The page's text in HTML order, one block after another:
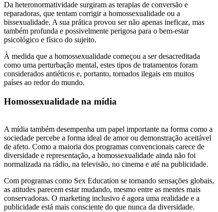
Da heteronormatividade surgiram as terapias de conversão e
reparadoras, que tentam corrigir a homossexualidade ou a
bissexualidade. A sua prática provou ser não apenas ineficaz, mas
também profunda e possivelmente perigosa para o bem-estar
psicológico e físico do sujeito.
À medida que a homossexualidade começou a ser desacreditada
como uma perturbação mental, estes tipos de tratamentos foram
considerados antiéticos e, portanto, tornados ilegais em muitos
países ao redor do mundo.
Homossexualidade na mídia
A mídia também desempenha um papel importante na forma como a
sociedade percebe a forma ideal de amor ou demonstração aceitável
de afeto. Como a maioria dos programas convencionais carece de
diversidade e representação, a homossexualidade ainda não foi
normalizada na rádio, na televisão, no cinema e até na publicidade.
Com programas como Sex Education se tornando sensações globais,
as atitudes parecem estar mudando, mesmo entre as mentes mais
conservadoras. O marketing inclusivo é agora uma realidade e a
publicidade está mais consciente do que nunca da diversidade.